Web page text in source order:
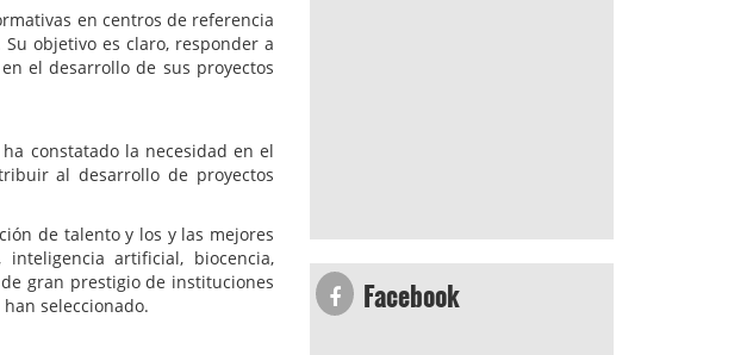
en centros de referencia
objetivo es claro, responder a
el desarrollo de sus proyectos
constatado la necesidad en el
al desarrollo de proyectos
de talento y los y las mejores
artificial, biocencia,
gran prestigio de instituciones
seleccionado.
Facebook